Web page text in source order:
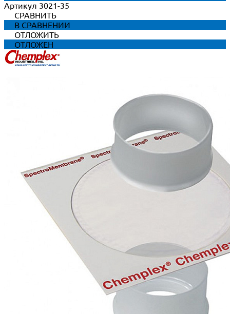
Артикул 3021-35
СРАВНИТЬ
В СРАВНЕНИИ
ОТЛОЖИТЬ
ОТЛОЖЕН